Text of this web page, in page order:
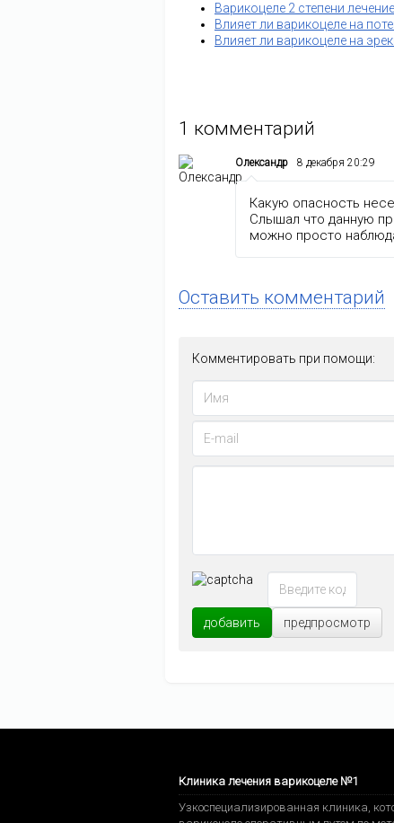
Варикоцеле 2 степени
Влияет ли варикоцеле на
Влияет ли варикоцеле на
1 комментарий
Олександр 8 декабря 20:29
Какую опасность
Слышал что данную
можно просто
Оставить комментарий
Комментировать при помощи:
добавить предпросмотр
Клиника лечения варикоцеле №1
Узкоспециализированная клиника,